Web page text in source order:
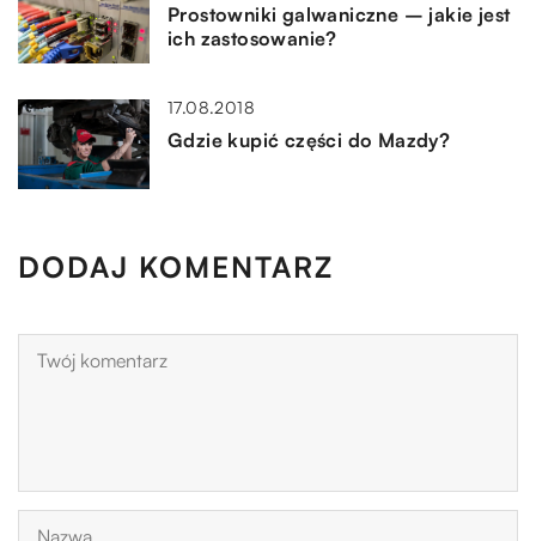
Prostowniki galwaniczne – jakie jest
ich zastosowanie?
17.08.2018
Gdzie kupić części do Mazdy?
DODAJ KOMENTARZ